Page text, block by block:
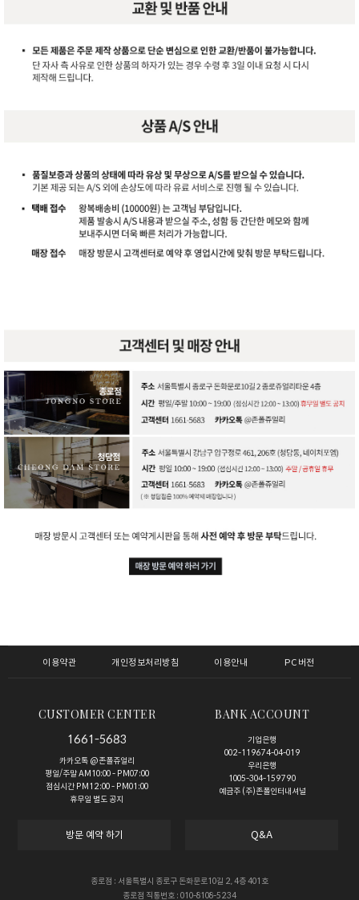
이용약관 개인정보처리방침 이용안내 PC버전
CUSTOMER CENTER
1661-5683
카카오톡 @존폴쥬얼리
평일/주말 AM10:00 - PM07:00
점심시간 PM12:00 - PM01:00
휴무일 별도 공지
BANK ACCOUNT
기업은행
002-119674-04-019
우리은행
1005-304-159790
예금주 (주)존폴인터내셔널
방문 예약 하기 Q&A
종로점 : 서울특별시 종로구 돈화문로10길 2, 4층 401호
종로점 직통번호 : 010-8108-5234